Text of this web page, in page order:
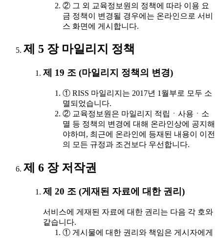
② 그 외 교육정보원의 정책에 따라 이용 요
금 정책이 변경될 경우에는 온라인으로 서비
스 화면에 게시합니다.
제 5 장 마일리지 정책
제 19 조 (마일리지 정책의 변경)
① RISS 마일리지는 2017년 1월부로 모두 소
멸되었습니다.
② 교육정보원은 마일리지 적립ㆍ사용ㆍ소
멸 등 정책의 변경에 대해 온라인상에 공지해
야하며, 최근에 온라인에 등재된 내용이 이전
의 모든 규정과 조건보다 우선합니다.
제 6 장 저작권
제 20 조 (게재된 자료에 대한 권리)
서비스에 게재된 자료에 대한 권리는 다음 각 호와
같습니다.
① 게시물에 대한 권리와 책임은 게시자에게